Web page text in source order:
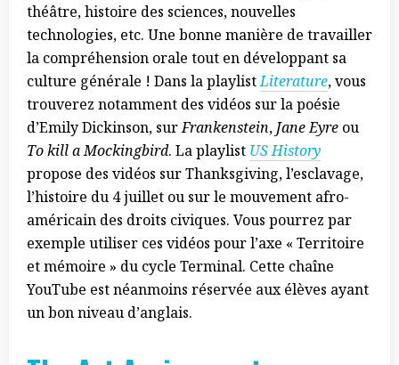
théâtre, histoire des sciences, nouvelles
technologies, etc. Une bonne manière de travailler
la compréhension orale tout en développant sa
culture générale ! Dans la playlistLiterature, vous
trouverez notamment des vidéos sur la poésie
d’Emily Dickinson, surFrankenstein, Jane Eyre ou
To kill a Mockingbird. La playlist US History
propose des vidéos sur Thanksgiving, l’esclavage,
l’histoire du 4 juillet ou sur le mouvement afro-
américain des droits civiques. Vous pourrez par
exemple utiliser ces vidéos pour l’axe « Territoire
et mémoire » du cycle Terminal. Cette chaîne
YouTube est néanmoins réservée aux élèves ayant
un bon niveau d’anglais.